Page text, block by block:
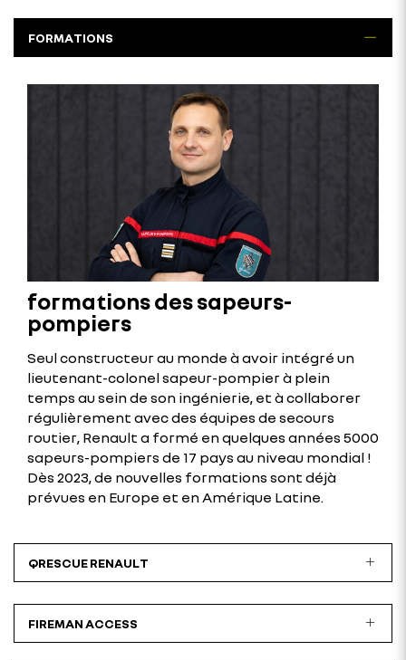
FORMATIONS
formations des sapeurs-
pompiers
Seul constructeur au monde à avoir intégré un
lieutenant-colonel sapeur-pompier à plein
temps au sein de son ingénierie, et à collaborer
régulièrement avec des équipes de secours
routier, Renault a formé en quelques années 5000
sapeurs-pompiers de 17 pays au niveau mondial !
Dès 2023, de nouvelles formations sont déjà
prévues en Europe et en Amérique Latine.
QRESCUE RENAULT
FIREMAN ACCESS